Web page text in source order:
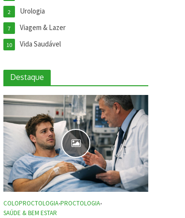
Urologia
2
Viagem & Lazer
7
Vida Saudável
10
Destaque
COLOPROCTOLOGIA•PROCTOLOGIA•
SAÚDE & BEM ESTAR